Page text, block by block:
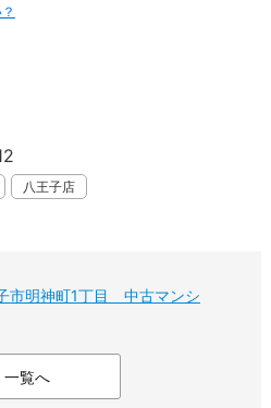
八王子店
明神町1丁目 中古マンシ
一覧へ